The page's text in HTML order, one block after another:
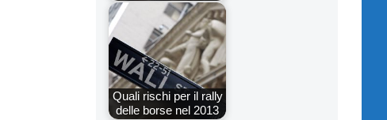
Quali rischi per il rally
delle borse nel 2013